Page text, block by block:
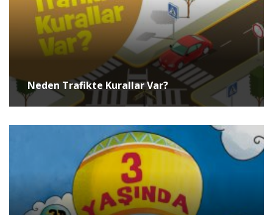
Neden Trafikte Kurallar Var?